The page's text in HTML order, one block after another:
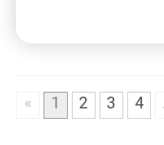
« 1 2 3 4